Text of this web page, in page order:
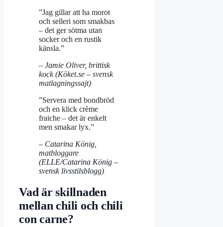
”Jag gillar att ha morot
och selleri som smakbas
– det ger sötma utan
socker och en rustik
känsla.”
– Jamie Oliver, brittisk
kock (Köket.se – svensk
matlagningssajt)
”Servera med bondbröd
och en klick crème
fraiche – det är enkelt
men smakar lyx.”
– Catarina König,
matbloggare
(ELLE/Catarina König –
svensk livsstilsblogg)
Vad är skillnaden
mellan chili och chili
con carne?